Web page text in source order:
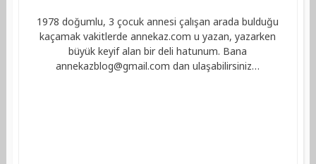
1978 doğumlu, 3 çocuk annesi çalışan arada bulduğu
kaçamak vakitlerde annekaz.com u yazan, yazarken
büyük keyif alan bir deli hatunum. Bana
annekazblog@gmail.com dan ulaşabilirsiniz…